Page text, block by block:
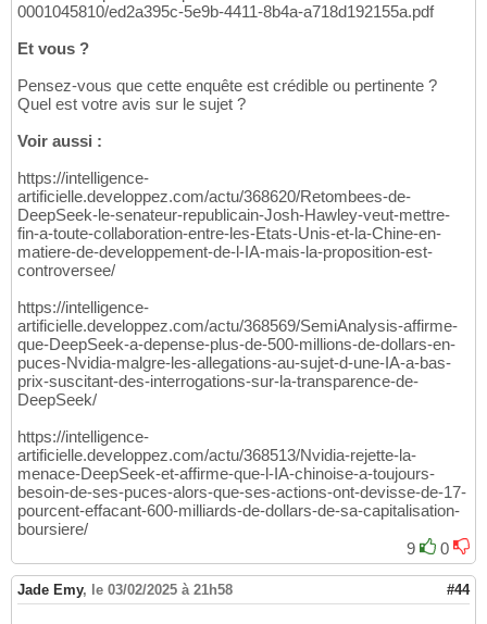
0001045810/ed2a395c-5e9b-4411-8b4a-a718d192155a.pdf
Et vous ?
Pensez-vous que cette enquête est crédible ou pertinente ?
Quel est votre avis sur le sujet ?
Voir aussi :
https://intelligence-
artificielle.developpez.com/actu/368620/Retombees-de-
DeepSeek-le-senateur-republicain-Josh-Hawley-veut-mettre-
fin-a-toute-collaboration-entre-les-Etats-Unis-et-la-Chine-en-
matiere-de-developpement-de-l-IA-mais-la-proposition-est-
controversee/
https://intelligence-
artificielle.developpez.com/actu/368569/SemiAnalysis-affirme-
que-DeepSeek-a-depense-plus-de-500-millions-de-dollars-en-
puces-Nvidia-malgre-les-allegations-au-sujet-d-une-IA-a-bas-
prix-suscitant-des-interrogations-sur-la-transparence-de-
DeepSeek/
https://intelligence-
artificielle.developpez.com/actu/368513/Nvidia-rejette-la-
menace-DeepSeek-et-affirme-que-l-IA-chinoise-a-toujours-
besoin-de-ses-puces-alors-que-ses-actions-ont-devisse-de-17-
pourcent-effacant-600-milliards-de-dollars-de-sa-capitalisation-
boursiere/
9
0
Jade Emy, le 03/02/2025 à 21h58 #44